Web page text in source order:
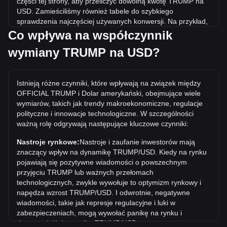
USD. Zamieściliśmy również tabele do szybkiego
sprawdzenia najczęściej używanych konwersji. Na przykład,
5 USD jest równoważne 3.35 TRUMP, natomiast 5 TRUMP
będzie kosztować około 7.46USD.
Jaka jest najwyższa cena TRUMP/USD w historii?
pokaże, czy wartość 1 TRUMP/USD przekroczy obecny
rekord wszech czasów.
Jaki jest trend cenowy OFFICIAL TRUMP w USD?
W ciągu ostatnich 7 dni kurs wymiany OFFICIAL TRUMP
(TRUMP) wzrósł o 4.69%. W ciągu ostatniego miesiąca
kurs wymiany OFFICIAL TRUMP (TRUMP) spadł o 7.12% w
stosunku do Dolar amerykański (USD).
Co wpływa na współczynnik
wymiany TRUMP na USD?
Istnieją różne czynniki, które wpływają na związek między
OFFICIAL TRUMP i Dolar amerykański, obejmujące wiele
wymiarów, takich jak trendy makroekonomiczne, regulacje
polityczne i innowacje technologiczne. W szczególności
ważną rolę odgrywają następujące kluczowe czynniki:
Nastroje rynkowe:Nastroje i zaufanie inwestorów mają
znaczący wpływ na dynamikę TRUMP/USD. Kiedy na rynku
pojawiają się pozytywne wiadomości o powszechnym
przyjęciu TRUMP lub ważnych przełomach
technologicznych, zwykle wywołuje to optymizm rynkowy i
napędza wzrost TRUMP/USD. I odwrotnie, negatywne
wiadomości, takie jak represje regulacyjne i luki w
zabezpieczeniach, mogą wywołać panikę na rynku i
doprowadzić do spadku TRUMP/USD.